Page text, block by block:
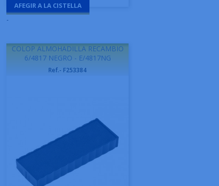
AFEGIR A LA CISTELLA
-
COLOP ALMOHADILLA RECAMBIO
6/4817 NEGRO - E/4817NG
Ref.- F253384